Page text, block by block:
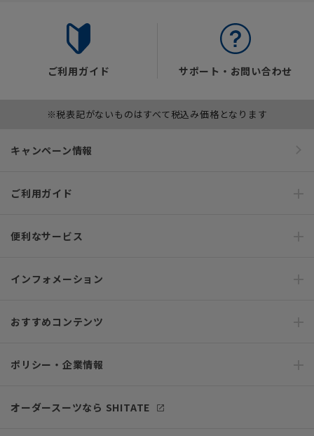
ご利用ガイド サポート・お問い合わせ
※税表記がないものはすべて税込み価格となります
キャンペーン情報
ご利用ガイド
便利なサービス
インフォメーション
おすすめコンテンツ
ポリシー・企業情報
オーダースーツなら SHITATE